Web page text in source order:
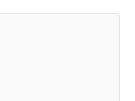
Ossos D’ouvido